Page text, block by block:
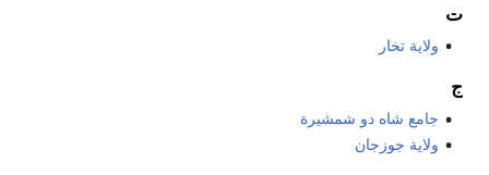
ت
ولایة تخار
ج
جامع شاه دو شمشيرة
ولایة جوزجان